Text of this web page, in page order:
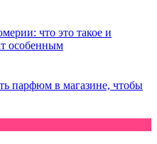
что это такое и
особенным
парфюм в магазине, чтобы